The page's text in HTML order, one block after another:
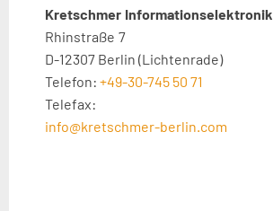
Kretschmer Informationselektronik
Rhinstraße 7
D-12307 Berlin (Lichtenrade)
Telefon: +49-30-745 50 71
Telefax:
info@kretschmer-berlin.com